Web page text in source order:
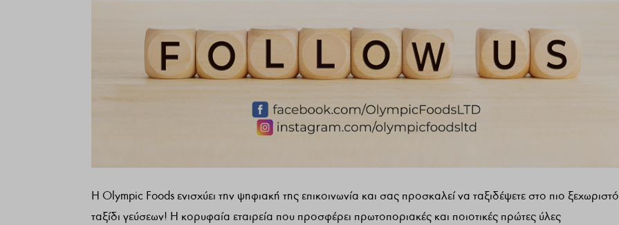
Η Olympic Foods ενισχύει την ψηφιακή της επικοινωνία και σας προσκαλεί να ταξιδέψετε στο πιο ξεχωριστό
ταξίδι γεύσεων! Η κορυφαία εταιρεία που προσφέρει πρωτοποριακές και ποιοτικές πρώτες ύλες